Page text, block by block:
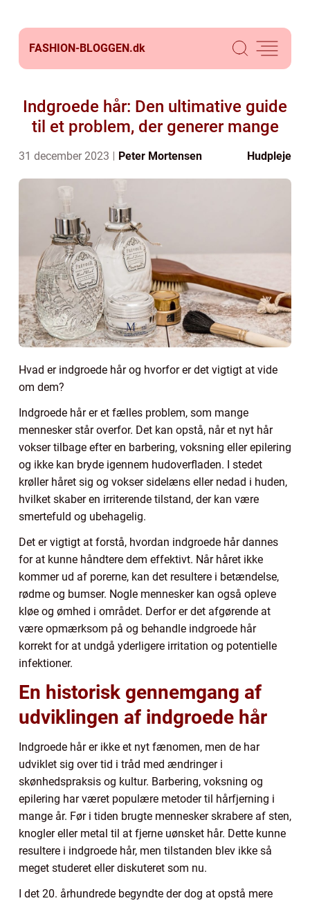
FASHION-BLOGGEN.dk
Indgroede hår: Den ultimative guide
til et problem, der generer mange
31 december 2023 Peter Mortensen Hudpleje
Hvad er indgroede hår og hvorfor er det vigtigt at vide
om dem?
Indgroede hår er et fælles problem, som mange
mennesker står overfor. Det kan opstå, når et nyt hår
vokser tilbage efter en barbering, voksning eller epilering
og ikke kan bryde igennem hudoverfladen. I stedet
krøller håret sig og vokser sidelæns eller nedad i huden,
hvilket skaber en irriterende tilstand, der kan være
smertefuld og ubehagelig.
Det er vigtigt at forstå, hvordan indgroede hår dannes
for at kunne håndtere dem effektivt. Når håret ikke
kommer ud af porerne, kan det resultere i betændelse,
rødme og bumser. Nogle mennesker kan også opleve
kløe og ømhed i området. Derfor er det afgørende at
være opmærksom på og behandle indgroede hår
korrekt for at undgå yderligere irritation og potentielle
infektioner.
En historisk gennemgang af
udviklingen af indgroede hår
Indgroede hår er ikke et nyt fænomen, men de har
udviklet sig over tid i tråd med ændringer i
skønhedspraksis og kultur. Barbering, voksning og
epilering har været populære metoder til hårfjerning i
mange år. Før i tiden brugte mennesker skrabere af sten,
knogler eller metal til at fjerne uønsket hår. Dette kunne
resultere i indgroede hår, men tilstanden blev ikke så
meget studeret eller diskuteret som nu.
I det 20. århundrede begyndte der dog at opstå mere